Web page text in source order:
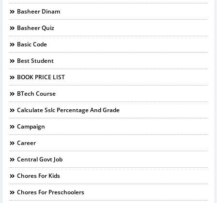
Basheer Dinam
Basheer Quiz
Basic Code
Best Student
BOOK PRICE LIST
BTech Course
Calculate Sslc Percentage And Grade
Campaign
Career
Central Govt Job
Chores For Kids
Chores For Preschoolers